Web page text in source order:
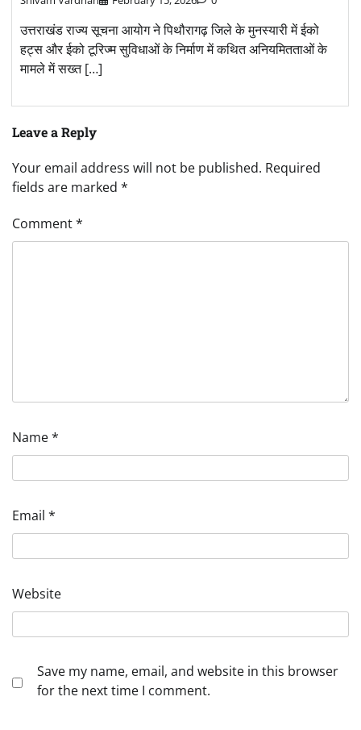
उत्तराखंड राज्य सूचना आयोग ने पिथौरागढ़ जिले के मुनस्यारी में ईको
हट्स और ईको टूरिज्म सुविधाओं के निर्माण में कथित अनियमितताओं के
मामले में सख्त […]
Leave a Reply
Your email address will not be published. Required
fields are marked *
Comment*
Name*
Email *
Website
Save my name, email, and website in this browser
for the next time I comment.